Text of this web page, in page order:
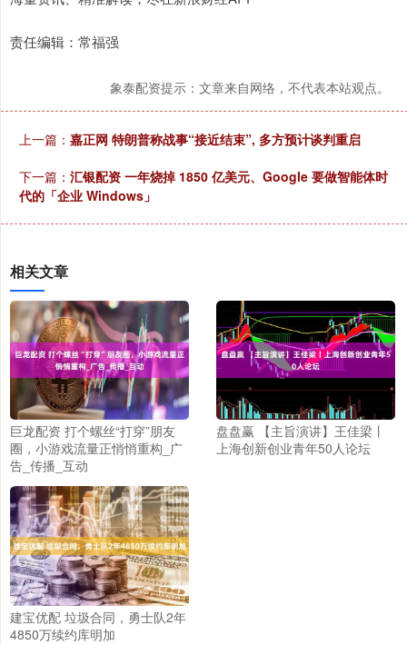
责任编辑：常福强
象泰配资提示：文章来自网络，不代表本站观点。
上一篇： 嘉正网 特朗普称战事“接近结束”, 多方预计谈判重启
下一篇： 汇银配资 一年烧掉 1850 亿美元、Google 要做智能体时
代的「企业 Windows」
相关文章
巨龙配资 打个螺丝“打穿”朋友
圈，小游戏流量正悄悄重构_广
告_传播_互动
盘盘赢 【主旨演讲】王佳梁丨
上海创新创业青年50人论坛
建宝优配 垃圾合同，勇士队2年
4850万续约库明加